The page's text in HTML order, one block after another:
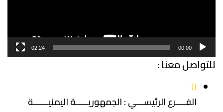
00:00
02:24
للتواصل معنا :
الفــــرع الرئيســـي : الجمهوريـــــة اليمنيــــــة